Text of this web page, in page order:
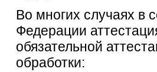
Во многих случаях в
Федерации
обязательной
обработки: